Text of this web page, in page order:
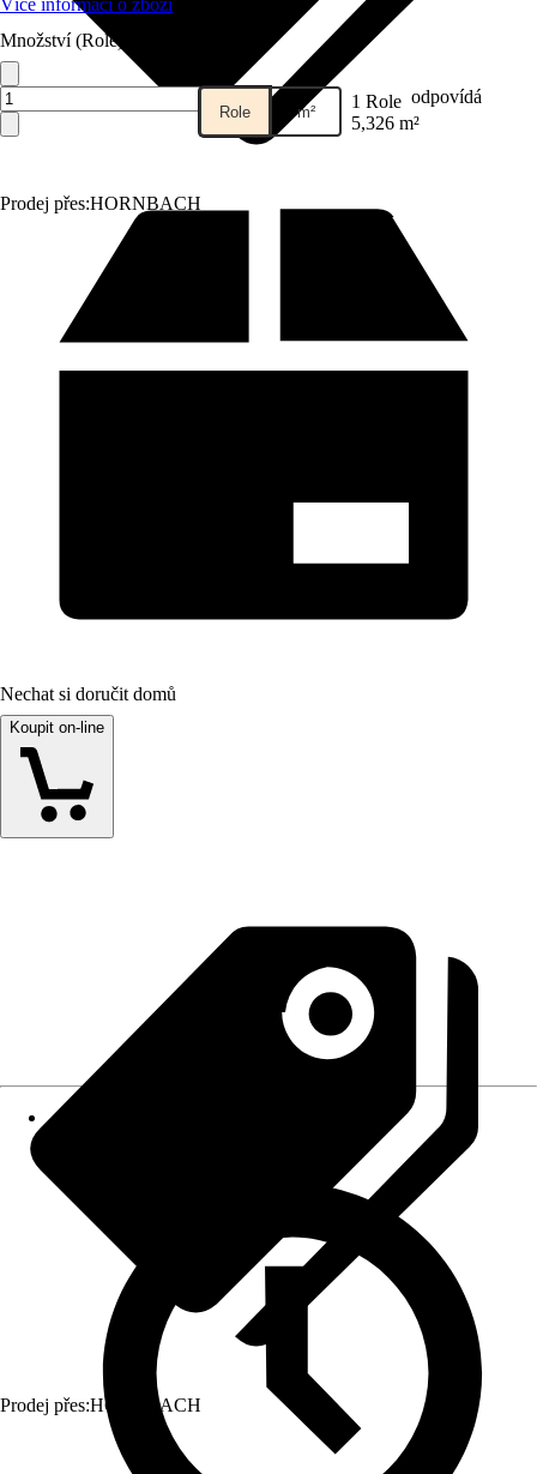
Prodej přes:HORNBACH
Více informací o zboží
Množství (Role)
Role m² 1 Role odpovídá
5,326 m²
Nechat si doručit domů
Koupit on-line
Prodej přes:HORNBACH